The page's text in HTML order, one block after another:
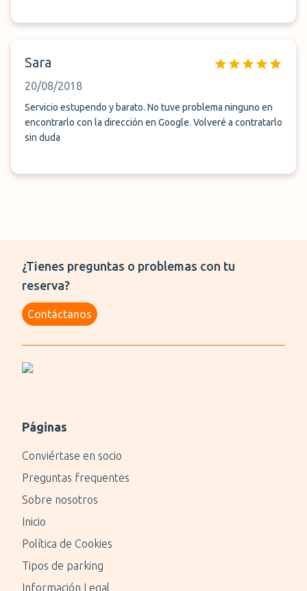
Sara
20/08/2018
Servicio estupendo y barato. No tuve problema ninguno en
encontrarlo con la dirección en Google. Volveré a contratarlo
sin duda
¿Tienes preguntas o problemas con tu
reserva?
Contáctanos
Páginas
Conviértase en socio
Preguntas frequentes
Sobre nosotros
Inicio
Política de Cookies
Tipos de parking
Información Legal